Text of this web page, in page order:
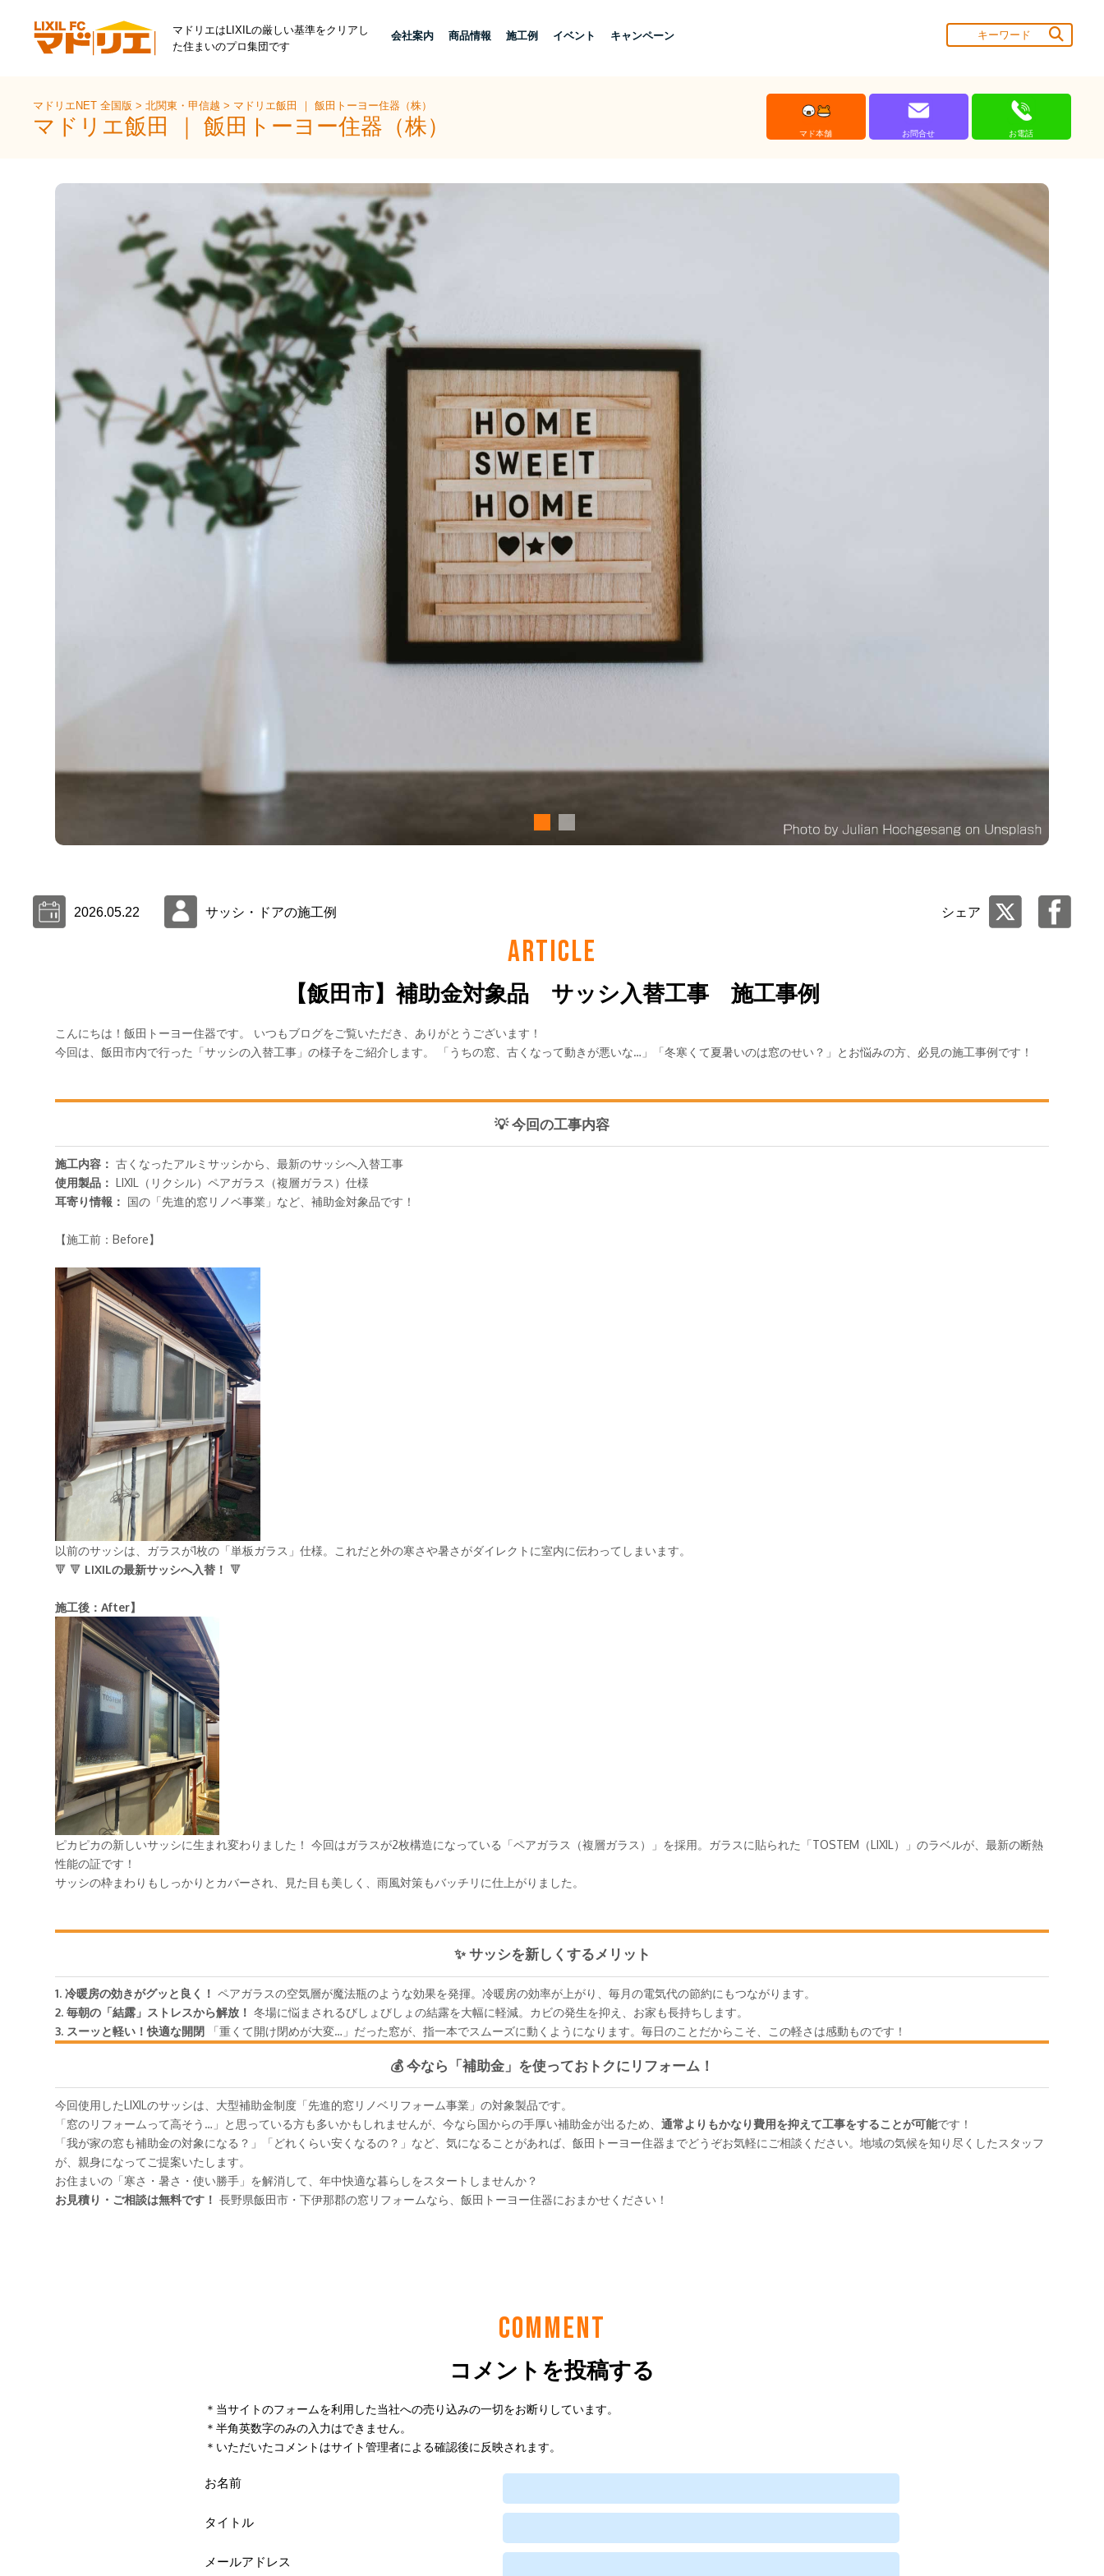
マドリエはLIXILの厳しい基準をクリアし
た住まいのプロ集団です
会社案内 商品情報 施工例 イベント キャンペーン
マドリエNET 全国版>北関東・甲信越> マドリエ飯田 ｜ 飯田トーヨー住器（株）
マドリエ飯田 ｜ 飯田トーヨー住器（株） マド本舗 お問合せ お電話
2026.05.22 サッシ・ドアの施工例 シェア
ARTICLE
【飯田市】補助金対象品 サッシ入替工事 施工事例
COMMENT
コメントを投稿する
＊当サイトのフォームを利用した当社への売り込みの一切をお断りしています。
＊半角英数字のみの入力はできません。
＊いただいたコメントはサイト管理者による確認後に反映されます。
お名前
タイトル
メールアドレス